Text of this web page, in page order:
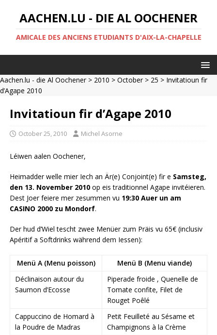
AACHEN.LU - DIE AL OOCHENER
AMICALE DES ANCIENS ETUDIANTS D'AIX-LA-CHAPELLE
Aachen.lu - die Al Oochener> 2010 > October> 25 > Invitatioun fir
d’Agape 2010
Invitatioun fir d’Agape 2010
October 25, 2010 Michel Asorne
Léiwen aalen Oochener,
Heimadder welle mier Iech an Är(e) Conjoint(e) fir e Samsteg,
den 13. November 2010 op eis traditionnel Agape invitéieren.
Dest Joer feiere mer zesummen vu 19:30 Auer un am
CASINO 2000 zu Mondorf.
Der hud d’Wiel tescht zwee Menüer zum Präis vu 65€ (inclusiv
Apéritif a Softdrinks während dem Iessen):
Menü A (Menu poisson)
Menü B (Menu viande)
Déclinaison autour du
Saumon d’Ecosse
Piperade froide , Quenelle de
Tomate confite, Filet de
Rouget Poêlé
Cappuccino de Homard à
la Poudre de Madras
Petit Feuilleté au Sésame et
Champignons à la Crème